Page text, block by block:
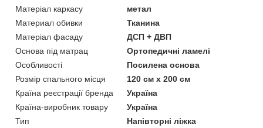
Матеріал каркасу
метал
Материал обивки
Тканина
Матеріал фасаду
ДСП + ДВП
Основа під матрац
Ортопедичні ламелі
Особливості
Посилена основа
Розмір спального місця
120 см х 200 см
Країна реєстрації бренда
Україна
Країна-виробник товару
Україна
Тип
Напівторні ліжка